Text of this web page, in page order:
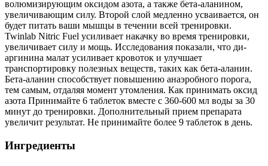
волюмизирующим оксидом азота, а также бета-аланином,
увеличивающим силу. Второй слой медленно усваивается, он
будет питать ваши мышцы в течении всей тренировки.
Twinlab Nitric Fuel усиливает накачку во время тренировки,
увеличивает силу и мощь. Исследования показали, что ди-
аргинина малат усиливает кровоток и улучшает
транспортировку полезных веществ, таких как бета-аланин.
Бета-аланин способствует повышению анаэробного порога,
тем самым, отдаляя момент утомления. Как принимать оксид
азота Принимайте 6 таблеток вместе с 360-600 мл воды за 30
минут до тренировки. Дополнительный прием препарата
увеличит результат. Не принимайте более 9 таблеток в день.
Ингредиенты